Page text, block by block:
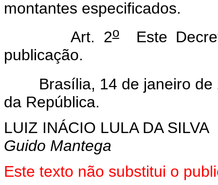
montantes especificados.
Art. 2oEste
publicação.
Brasília, 14 de janeiro de
da República.
LUIZ INÁCIO LULA DA SILVA
Guido Mantega
Este texto não substitui o